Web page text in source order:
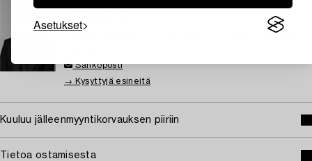
Asetukset
Johtava taideasiantuntija, moderni- ja 1800-luvun taide
Sähköposti
→ Kysyttyjä esineitä
Kuuluu jälleenmyyntikorvauksen piiriin
Tietoa ostamisesta